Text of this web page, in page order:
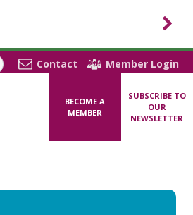
Contact Member Login
BECOME A
MEMBER
SUBSCRIBE TO
OUR
NEWSLETTER